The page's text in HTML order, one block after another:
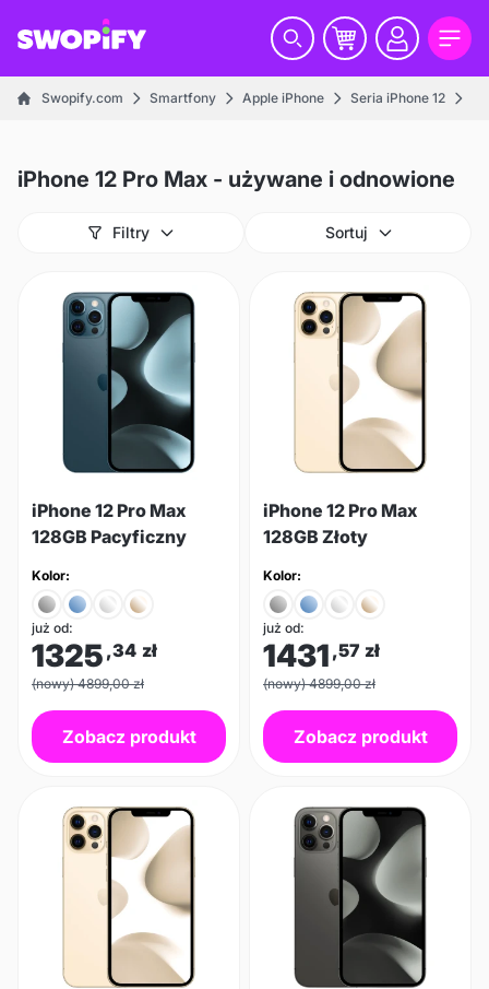
Swopify.com Smartfony Apple iPhone Seria iPhone 12
iPhone 12 Pro Max - używane i odnowione
Filtry Sortuj
iPhone 12 Pro Max
128GB Pacyficzny
Kolor:
już od:
1325 ,34 zł
(nowy) 4899,00 zł
Zobacz produkt
iPhone 12 Pro Max
128GB Złoty
Kolor:
już od:
1431 ,57 zł
(nowy) 4899,00 zł
Zobacz produkt